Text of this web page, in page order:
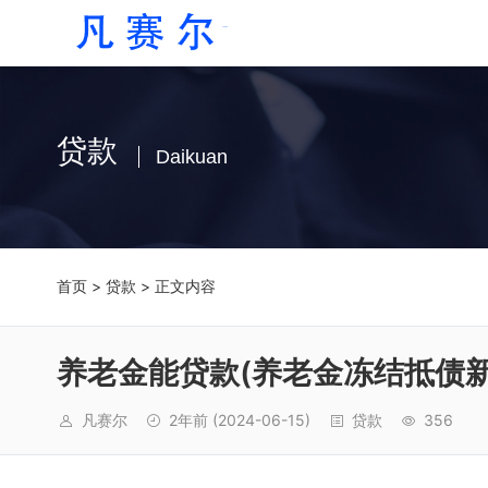
贷款 Daikuan
首页 > 贷款 > 正文内容
养老金能贷款(养老金冻结抵债
凡赛尔 2年前 (2024-06-15) 贷款 356